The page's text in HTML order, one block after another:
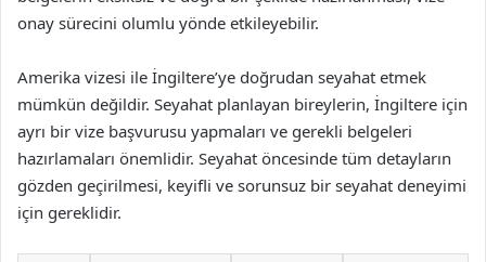
onay sürecini olumlu yönde etkileyebilir.
Amerika vizesi ile İngiltere’ye doğrudan seyahat etmek
mümkün değildir. Seyahat planlayan bireylerin, İngiltere için
ayrı bir vize başvurusu yapmaları ve gerekli belgeleri
hazırlamaları önemlidir. Seyahat öncesinde tüm detayların
gözden geçirilmesi, keyifli ve sorunsuz bir seyahat deneyimi
için gereklidir.